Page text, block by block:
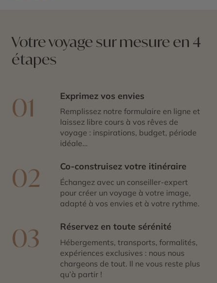
Votre voyage sur mesure en 4
étapes
01 Exprimez vos envies
Remplissez notre formulaire en ligne et
laissez libre cours à vos rêves de
voyage : inspirations, budget, période
idéale…
02 Co-construisez votre itinéraire
Échangez avec un conseiller-expert
pour créer un voyage à votre image,
adapté à vos envies et à votre rythme.
03 Réservez en toute sérénité
Hébergements, transports, formalités,
expériences exclusives : nous nous
chargeons de tout. Il ne vous reste plus
qu’à partir !